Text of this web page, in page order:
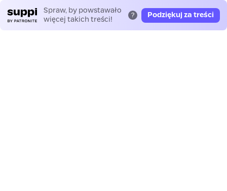
Spraw, by powstawało
więcej takich treści!
? Podziękuj za treści